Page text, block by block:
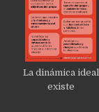
La dinámica ideal
existe